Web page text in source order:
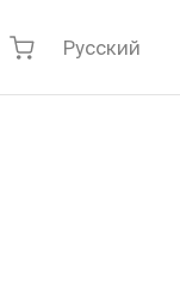
Русский